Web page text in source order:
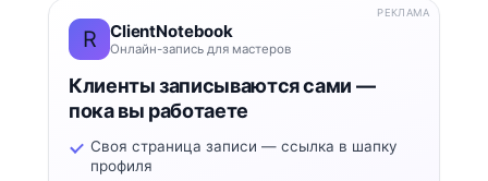
R ClientNotebook
Онлайн-запись для мастеров
Клиенты записываются сами —
пока вы работаете
Своя страница записи — ссылка в шапку
профиля
РЕКЛАМА